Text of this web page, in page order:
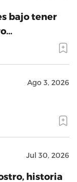
bajo tener
Ago 3, 2026
Jul 30, 2026
historia